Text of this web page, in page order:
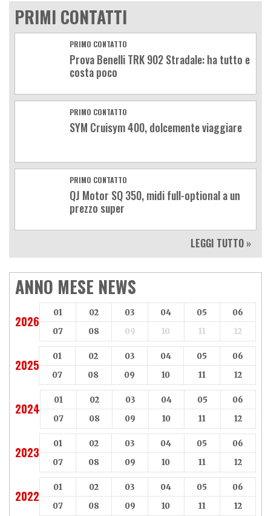
PRIMI CONTATTI
PRIMO CONTATTO
Prova Benelli TRK 902 Stradale: ha tutto e
costa poco
PRIMO CONTATTO
SYM Cruisym 400, dolcemente viaggiare
PRIMO CONTATTO
QJ Motor SQ 350, midi full-optional a un
prezzo super
LEGGI TUTTO »
ANNO MESE NEWS
2026
01 02 03 04 05
06
07
08 09 10 11 12
2025
01 02 03 04 05
06
07
08 09 10 11 12
2024
01 02 03 04 05
06
07
08 09 10 11 12
2023
01 02 03 04 05
06
07
08 09 10 11 12
2022
01 02 03 04 05
06
07
08 09 10 11 12